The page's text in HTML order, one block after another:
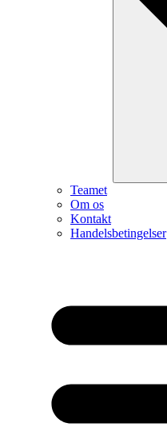
Teamet
Om os
Kontakt
Handelsbetingelser